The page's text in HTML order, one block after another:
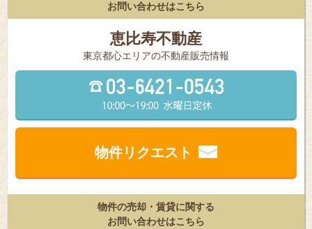
お問い合わせはこちら
恵比寿不動産
東京都⼼エリアの不動産販売情報
物件リクエスト
物件の売却・賃貸に関する
お問い合わせはこちら